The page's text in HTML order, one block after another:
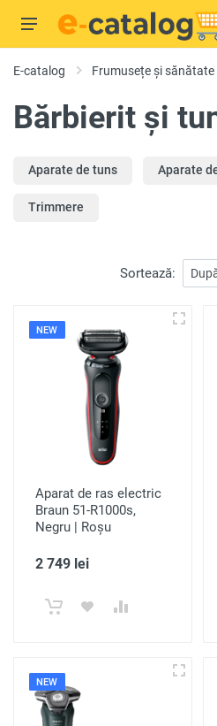
E-catalog Frumusețe și sănătate
Bărbierit și
Aparate de tuns Aparate
Trimmere
Sortează:
NEW
Aparat de ras electric
Braun 51-R1000s,
Negru | Roșu
2 749 lei
NEW